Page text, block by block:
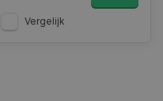
Vergelijk